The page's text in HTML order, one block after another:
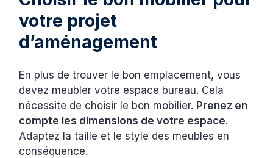
votre projet
d’aménagement
En plus de trouver le bon emplacement, vous
devez meubler votre espace bureau. Cela
nécessite de choisir le bon mobilier. Prenez en
compte les dimensions de votre espace.
Adaptez la taille et le style des meubles en
conséquence.